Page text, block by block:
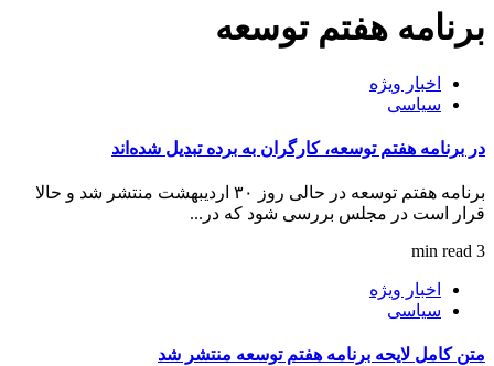
برنامه هفتم توسعه
اخبار ویژه
سیاسی
در برنامه هفتم توسعه، کارگران به برده‌ تبدیل شده‌اند
برنامه هفتم توسعه در حالی روز ۳۰ اردیبهشت منتشر شد و حالا
قرار است در مجلس بررسی شود که در...
3 min read
اخبار ویژه
سیاسی
متن کامل لایحه برنامه هفتم توسعه منتشر شد